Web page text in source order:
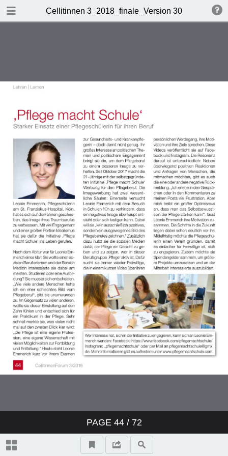
Cellitinnen 3_2018_finale_Version 30.7.2018
PAGE 44/ 72
DOWNLOAD